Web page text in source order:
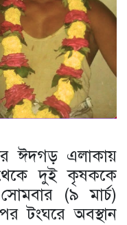
রঈদগড়এলাকায়
থেকে দুই কৃষককে
(৯ মার্চ)
টংঘরে অবস্থান